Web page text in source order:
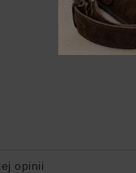
opinii